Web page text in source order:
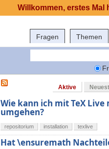
Fragen Themen
Aktive
Wie kann ich mit TeX
umgehen?
repositorium installation texlive
Hat \ensuremath
Willkommen, erstes Mal